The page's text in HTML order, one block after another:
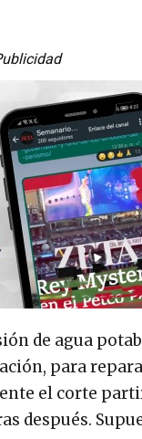
de agua
para
el corte
después.